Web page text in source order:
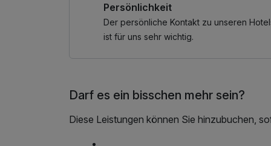
Persönlichkeit
Der persönliche Kontakt zu unseren
ist für uns sehr wichtig.
Darf es ein bisschen mehr sein?
Diese Leistungen können Sie hinzubuchen,